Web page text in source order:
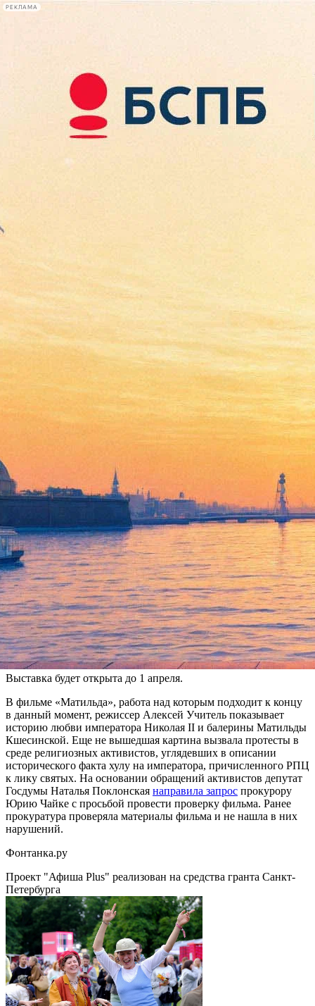
РЕКЛАМА
Сегодня:
2026.08.09
16:34
Афиша Plus
Костюмы к фильму
«Матильда» покажут в
рамках культурного форума
Версия для печати
В Тронном зале Екатерининского дворца 2 декабря откроется
выставка костюмов, созданных для съемок картины Алексея
Учителя «Матильда». Посетители экспозиции увидят 70 из
более чем 7000 нарядов, которые костюмеры создали для
персонажей фильма. Столь большое число объясняется, среди
прочего, тем, что в фильме воссоздана сцена торжественной
коронации Николая II.
Экспозиция включает одежду и аксессуары, воссозданные по
эскизам и акварелям начала прошлого века, а также
сохранившимся моделям. Это преимущественно наряды для
торжественных случаев — балов и деловых визитов.
Выставка будет открыта до 1 апреля.
В фильме «Матильда», работа над которым подходит к концу
в данный момент, режиссер Алексей Учитель показывает
историю любви императора Николая II и балерины Матильды
Кшесинской. Еще не вышедшая картина вызвала протесты в
среде религиозных активистов, углядевших в описании
исторического факта хулу на императора, причисленного РПЦ
к лику святых. На основании обращений активистов депутат
Госдумы Наталья Поклонская направила запрос прокурору
Юрию Чайке с просьбой провести проверку фильма. Ранее
прокуратура проверяла материалы фильма и не нашла в них
нарушений.
Фонтанка.ру
Проект "Афиша Plus" реализован на средства гранта Санкт-
Петербурга